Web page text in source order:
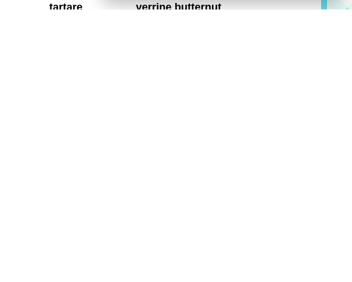
tartare
verrine butternut